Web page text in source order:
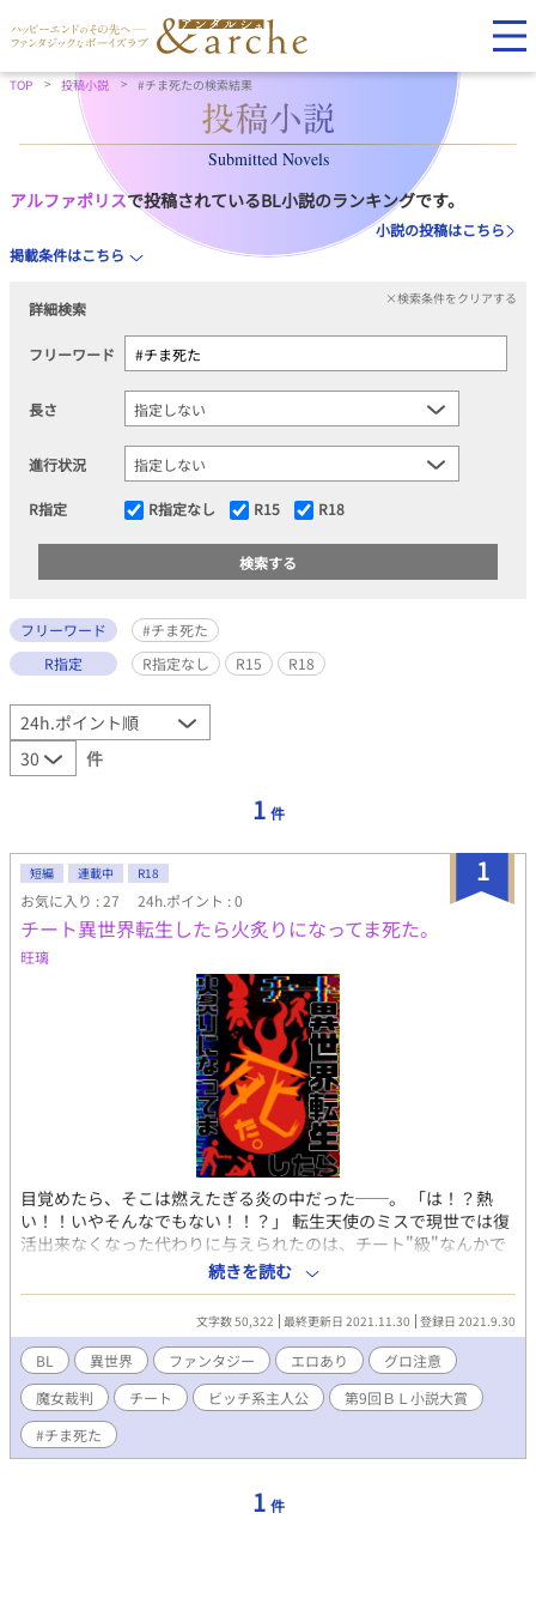
TOP 投稿小説 #チま死たの検索結果
Submitted Novels
アルファポリスで投稿されているBL小説のランキングです。
小説の投稿はこちら
掲載条件はこちら
詳細検索
×検索条件をクリアする
フリーワード
長さ
進行状況
R指定 R指定なし R15 R18
フリーワード
#チま死た
R指定
R指定なし R15 R18
件
1 件
1
短編 連載中 R18
お気に入り : 27 24h.ポイント : 0
チート異世界転生したら火炙りになってま死た。
旺璃
目覚めたら、そこは燃えたぎる炎の中だった──。 「は！？熱
い！！いやそんなでもない！！？」 転生天使のミスで現世では復
活出来なくなった代わりに与えられたのは、チート"級"なんかで
はなくガチガチのチート能力。超ド級の魔法を操る不老不死のイ
ケメンになったのはよかったが……。 「間違って淫紋刻んじゃい
ました！ごめんなさーい！」 趣味と性癖に忠実に書いたチート系
異世界転生ビッチBL！とにかくエッチな作品目指し見切り発車！
続きを読む
文字数 50,322 最終更新日 2021.11.30 登録日 2021.9.30
BL 異世界 ファンタジー エロあり
グロ注意
魔女裁判
チート ビッチ系主人公
第9回ＢＬ小説大賞
#チま死た
1 件